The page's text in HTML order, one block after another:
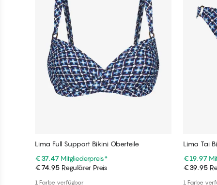
Lima Full Support Bikini Oberteile
€37.47 Mitgliederpreis*
€74.95 Regulärer Preis
1 Farbe verfügbar
Lima Tai
€19.97
€39.95
1 Farbe